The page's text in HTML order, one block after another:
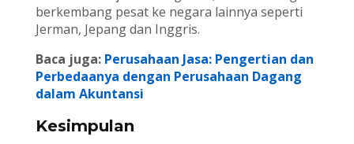
berkembang pesat ke negara lainnya seperti
Jerman, Jepang dan Inggris.
Baca juga: Perusahaan Jasa: Pengertian dan
Perbedaanya dengan Perusahaan Dagang
dalam Akuntansi
Kesimpulan